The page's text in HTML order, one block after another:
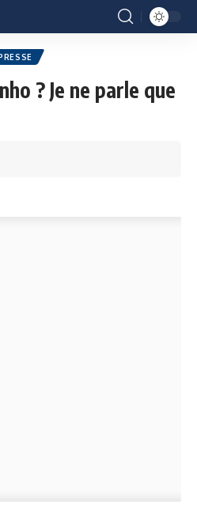
? Je ne parle que